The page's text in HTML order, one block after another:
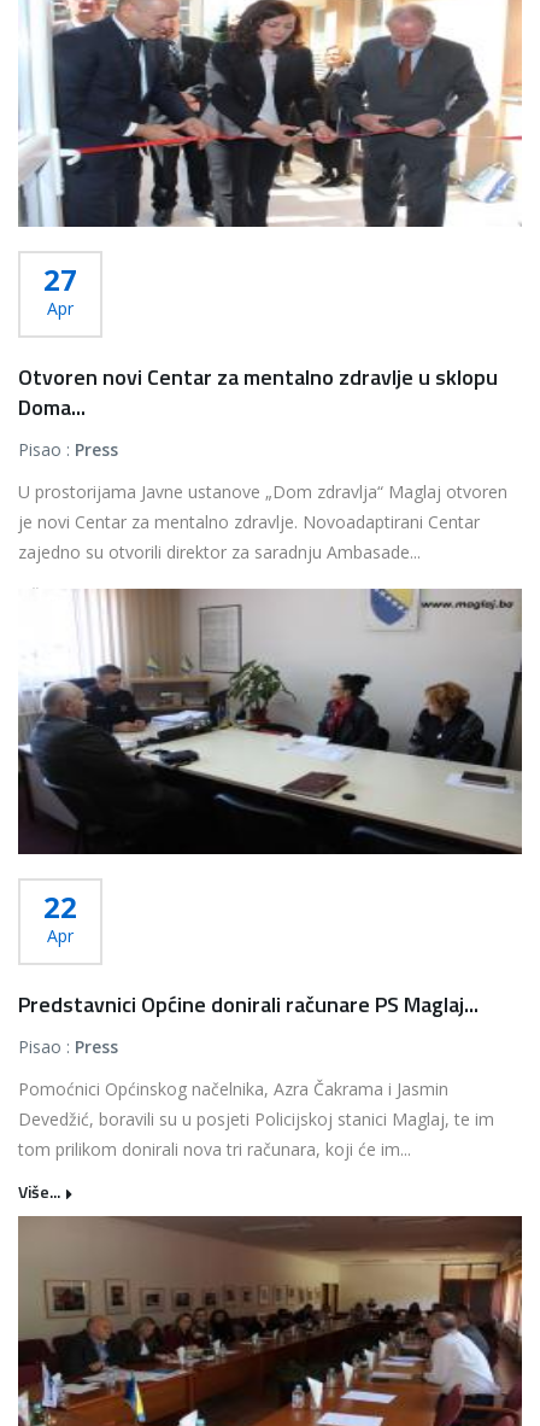
27
Apr
Otvoren novi Centar za mentalno zdravlje u sklopu
Doma...
Pisao : Press
U prostorijama Javne ustanove „Dom zdravlja“ Maglaj otvoren
je novi Centar za mentalno zdravlje. Novoadaptirani Centar
zajedno su otvorili direktor za saradnju Ambasade...
Više...
22
Apr
Predstavnici Općine donirali računare PS Maglaj...
Pisao : Press
Pomoćnici Općinskog načelnika, Azra Čakrama i Jasmin
Devedžić, boravili su u posjeti Policijskoj stanici Maglaj, te im
tom prilikom donirali nova tri računara, koji će im...
Više...